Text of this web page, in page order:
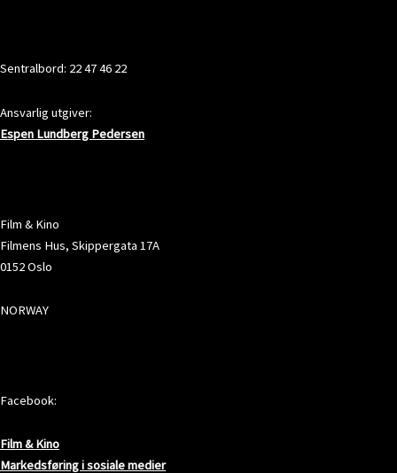
Sentralbord: 22 47 46 22
Ansvarlig utgiver:
Espen Lundberg Pedersen
Film & Kino
Filmens Hus, Skippergata 17A
0152 Oslo
NORWAY
Facebook:
Film & Kino
Markedsføring i sosiale medier